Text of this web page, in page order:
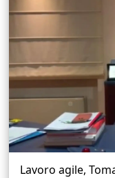
Lavoro agile,